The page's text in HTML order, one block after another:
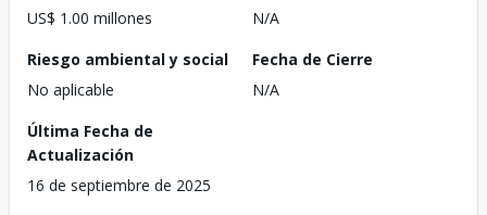
US$ 1.00 millones
N/A
Riesgo ambiental y social
No aplicable
Fecha de Cierre
N/A
Última Fecha de
Actualización
16 de septiembre de 2025